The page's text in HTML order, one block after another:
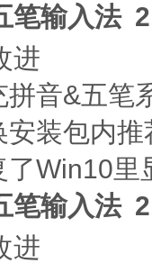
输入法
&五笔
装包内推
里
输入法